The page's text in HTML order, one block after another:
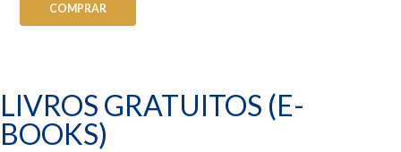
COMPRAR
LIVROS GRATUITOS (E-
BOOKS)